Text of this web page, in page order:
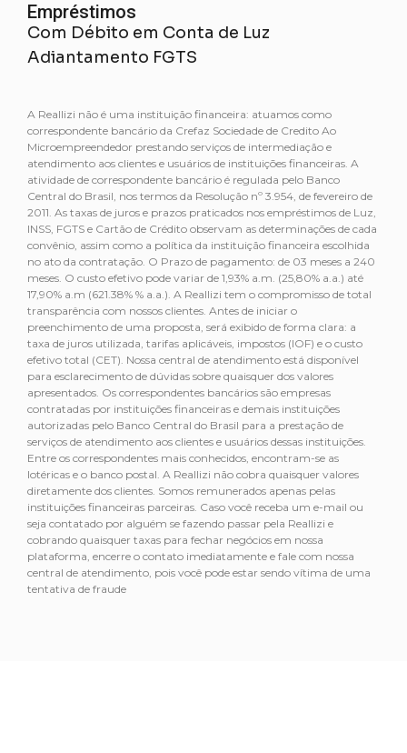
Empréstimos
Com Débito em Conta de Luz
Adiantamento FGTS
A Reallizi não é uma instituição financeira: atuamos como
correspondente bancário da Crefaz Sociedade de Credito Ao
Microempreendedor prestando serviços de intermediação e
atendimento aos clientes e usuários de instituições financeiras. A
atividade de correspondente bancário é regulada pelo Banco
Central do Brasil, nos termos da Resolução nº 3.954, de fevereiro de
2011. As taxas de juros e prazos praticados nos empréstimos de Luz,
INSS, FGTS e Cartão de Crédito observam as determinações de cada
convênio, assim como a política da instituição financeira escolhida
no ato da contratação. O Prazo de pagamento: de 03 meses a 240
meses. O custo efetivo pode variar de 1,93% a.m. (25,80% a.a.) até
17,90% a.m (621.38% % a.a.). A Reallizi tem o compromisso de total
transparência com nossos clientes. Antes de iniciar o
preenchimento de uma proposta, será exibido de forma clara: a
taxa de juros utilizada, tarifas aplicáveis, impostos (IOF) e o custo
efetivo total (CET). Nossa central de atendimento está disponível
para esclarecimento de dúvidas sobre quaisquer dos valores
apresentados. Os correspondentes bancários são empresas
contratadas por instituições financeiras e demais instituições
autorizadas pelo Banco Central do Brasil para a prestação de
serviços de atendimento aos clientes e usuários dessas instituições.
Entre os correspondentes mais conhecidos, encontram-se as
lotéricas e o banco postal. A Reallizi não cobra quaisquer valores
diretamente dos clientes. Somos remunerados apenas pelas
instituições financeiras parceiras. Caso você receba um e-mail ou
seja contatado por alguém se fazendo passar pela Reallizi e
cobrando quaisquer taxas para fechar negócios em nossa
plataforma, encerre o contato imediatamente e fale com nossa
central de atendimento, pois você pode estar sendo vítima de uma
tentativa de fraude